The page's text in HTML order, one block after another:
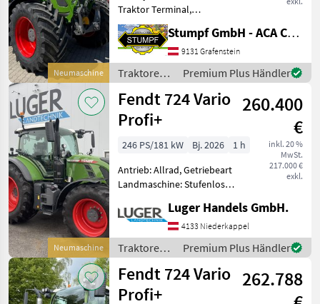
Neumaschine
Traktor Terminal,
Zapfwellendrehzahl:
540/540E/1000/1000E,
Anhängevorrichtung:
automatisch,
Kreuzsteuerhebel:
elektrisch, Oberlenker
hinten: hydraulis
Stumpf GmbH - ACA Center Stumpf
9131 Grafenstein
Traktoren /
Fendt
Premium Plus Händler
Neumaschine
Fendt 724 Vario
Profi+
260.400
€
inkl. 20 %
MwSt.
217.000 €
exkl.
246 PS/181 kW Bj. 2026
1 h
Antrieb: Allrad, Getriebeart
Landmaschine: Stufenloses
Zapfwellendrehzahl:
540/540E/1000/1000E,
Höchstgeschwindigkeit in
km/h: 50 km/h, Aufla
Luger Handels GmbH.
4133 Niederkappel
Traktoren /
Fendt
Premium Plus Händler
Fendt 724 Vario
Profi+
262.788